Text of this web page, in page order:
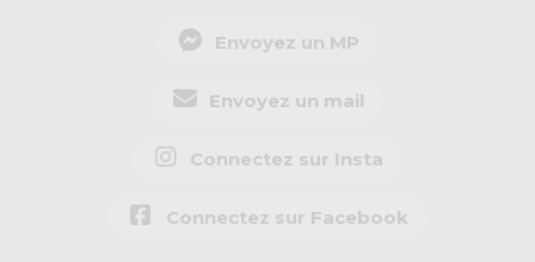
Envoyez un MP
Envoyez un mail
Connectez sur Insta
Connectez sur Facebook